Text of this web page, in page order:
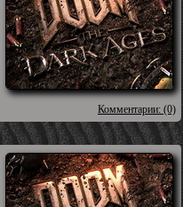
Комментарии: (0)